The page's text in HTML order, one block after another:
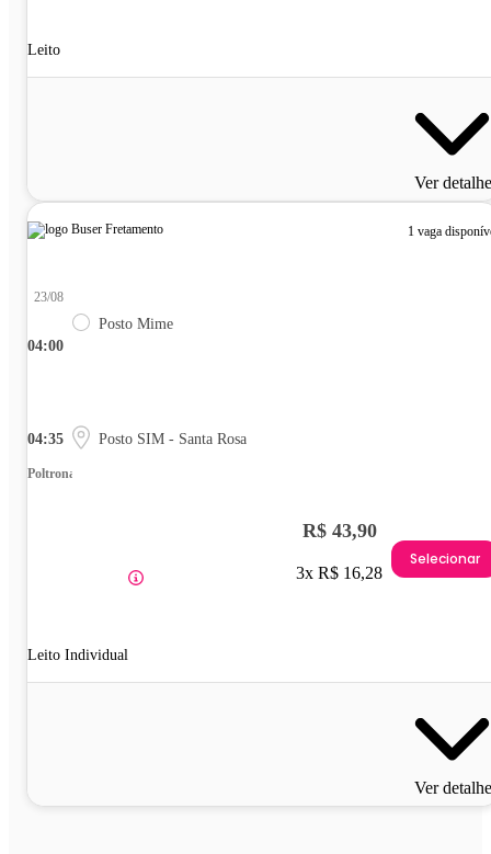
Leito
Ver
1 vaga
04:00
23/08
Posto Mime
04:35 Posto SIM - Santa Rosa
Poltrona
Leito Individual
R$ 43,90
3x R$ 16,28
Selecionar
Ver